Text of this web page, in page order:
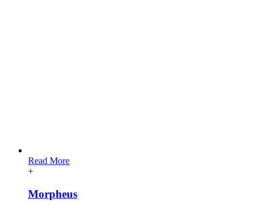
Read More
+
Morpheus